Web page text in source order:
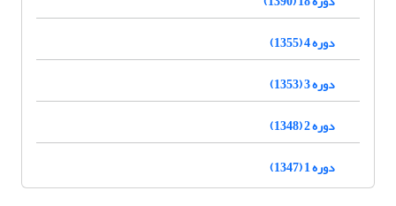
دوره 4 (1355)
دوره 3 (1353)
دوره 2 (1348)
دوره 1 (1347)